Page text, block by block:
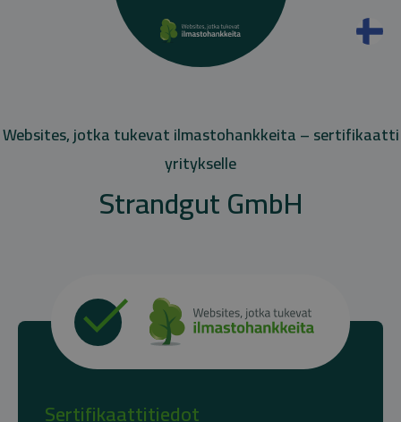
Websites, jotka tukevat ilmastohankkeita – sertifikaatti
yritykselle
Strandgut GmbH
Sertifikaattitiedot